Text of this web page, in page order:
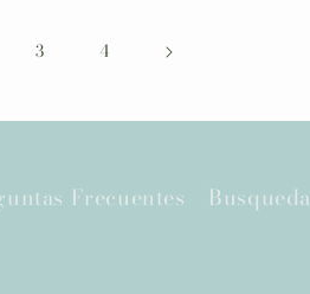
3 4
Frecuentes Busqueda